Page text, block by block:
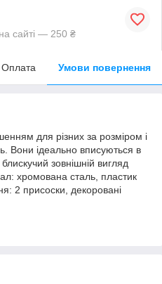
сайті — 250 ₴
Оплата Умови повернення
для різних за розміром і
ідеально вписуються в
зовнішній вигляд
хромована сталь, пластик
2 присоски, декоровані